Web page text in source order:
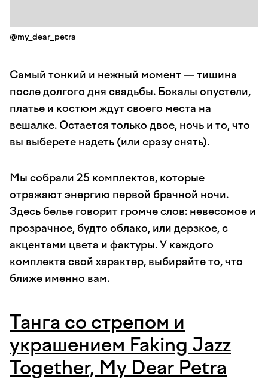
@my_dear_petra
Самый тонкий и нежный момент — тишина
после долгого дня свадьбы. Бокалы опустели,
платье и костюм ждут своего места на
вешалке. Остается только двое, ночь и то, что
вы выберете надеть (или сразу снять).
Мы собрали 25 комплектов, которые
отражают энергию первой брачной ночи.
Здесь белье говорит громче слов: невесомое и
прозрачное, будто облако, или дерзкое, с
акцентами цвета и фактуры. У каждого
комплекта свой характер, выбирайте то, что
ближе именно вам.
Танга со стрепом и
украшением Faking Jazz
Together, My Dear Petra